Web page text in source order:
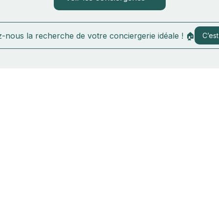
nous la recherche de votre conciergerie idéale ! 🏠